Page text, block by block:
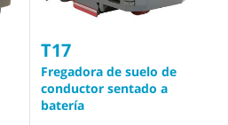
T17
Fregadora de suelo de
conductor sentado a
batería